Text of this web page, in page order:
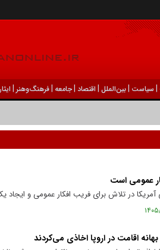
| سیاست |بين‌الملل | اقتصاد |جامعه |فرهنگ‌و‌هنر |
عمومی است
در تلاش برای فریب افکار عمومی و ایجاد
اقامت در اروپا اخاذی می‌کردند